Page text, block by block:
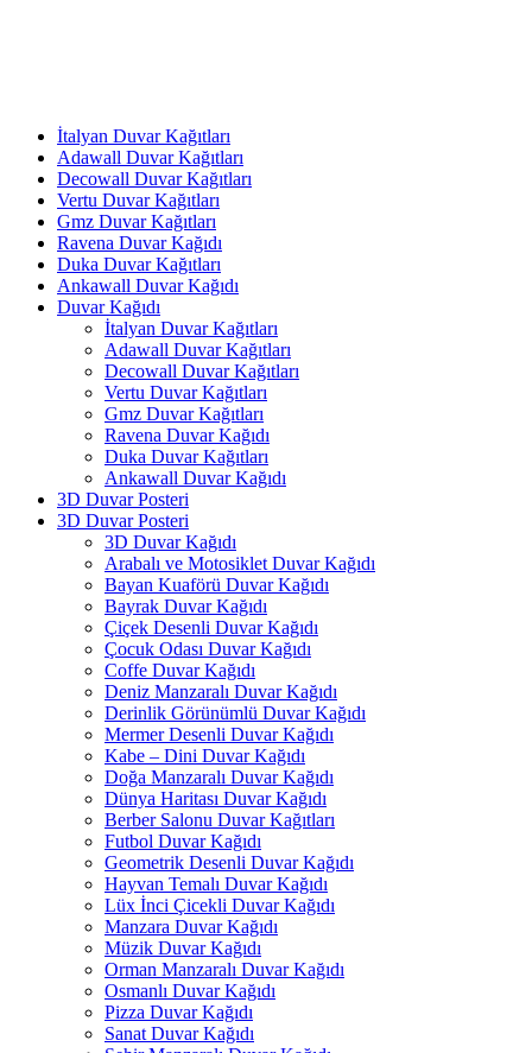
İtalyan Duvar Kağıtları
Adawall Duvar Kağıtları
Decowall Duvar Kağıtları
Vertu Duvar Kağıtları
Gmz Duvar Kağıtları
Ravena Duvar Kağıdı
Duka Duvar Kağıtları
Ankawall Duvar Kağıdı
Duvar Kağıdı
İtalyan Duvar Kağıtları
Adawall Duvar Kağıtları
Decowall Duvar Kağıtları
Vertu Duvar Kağıtları
Gmz Duvar Kağıtları
Ravena Duvar Kağıdı
Duka Duvar Kağıtları
Ankawall Duvar Kağıdı
3D Duvar Posteri
3D Duvar Posteri
3D Duvar Kağıdı
Arabalı ve Motosiklet Duvar Kağıdı
Bayan Kuaförü Duvar Kağıdı
Bayrak Duvar Kağıdı
Çiçek Desenli Duvar Kağıdı
Çocuk Odası Duvar Kağıdı
Coffe Duvar Kağıdı
Deniz Manzaralı Duvar Kağıdı
Derinlik Görünümlü Duvar Kağıdı
Mermer Desenli Duvar Kağıdı
Kabe – Dini Duvar Kağıdı
Doğa Manzaralı Duvar Kağıdı
Dünya Haritası Duvar Kağıdı
Berber Salonu Duvar Kağıtları
Futbol Duvar Kağıdı
Geometrik Desenli Duvar Kağıdı
Hayvan Temalı Duvar Kağıdı
Lüx İnci Çicekli Duvar Kağıdı
Manzara Duvar Kağıdı
Müzik Duvar Kağıdı
Orman Manzaralı Duvar Kağıdı
Osmanlı Duvar Kağıdı
Pizza Duvar Kağıdı
Sanat Duvar Kağıdı